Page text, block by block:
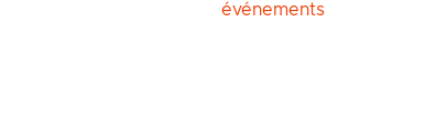
événements